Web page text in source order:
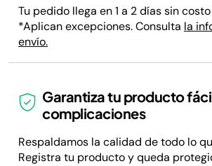
Tu pedido llega en 1 a 2 días sin
*Aplican excepciones. Consulta la
envío.
Garantiza tu producto
complicaciones
Respaldamos la calidad de todo lo
Registra tu producto y queda